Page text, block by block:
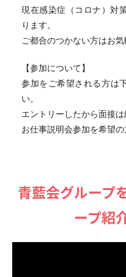
現在感染症（コロナ）対
ります。
ご都合のつかない方はお
【参加について】
参加をご希望される方は
い。
エントリーしたから面接
お仕事説明会参加を希望
⻘藍会グループ
ープ紹